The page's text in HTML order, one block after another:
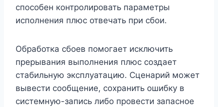
способен контролировать параметры
исполнения плюс отвечать при сбои.
Обработка сбоев помогает исключить
прерывания выполнения плюс создает
стабильную эксплуатацию. Сценарий может
вывести сообщение, сохранить ошибку в
системную-запись либо провести запасное